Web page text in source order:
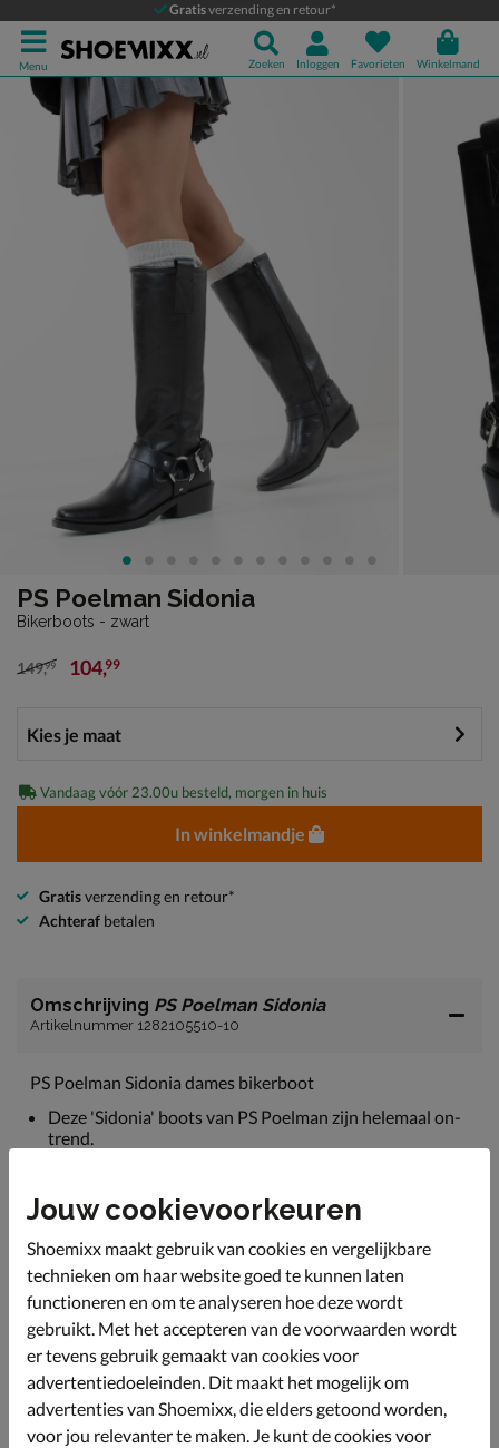
Gratisverzending en retour*
Menu Zoeken Inloggen Favorieten Winkelmand
PS Poelman Sidonia
Bikerboots
Product media galerij
PS Poelman Sidonia
Bikerboots - zwart
van € 149,99 voor € 104,99
149,99 104,99
Vandaag vóór 23.00u besteld, morgen in huis
In winkelmandje
Gratisverzending en retour*
Achteraf betalen
Omschrijving PS Poelman Sidonia
Artikelnummer 1282105510-10
PS Poelman Sidonia dames bikerboot
Deze 'Sidonia' boots van PS Poelman zijn helemaal on-
trend.
Het model is voorzien van een rits.
Bevat een leren voetbed.
Voorzien van een western blokhak van 4,5 cm en een
rubberen loopzool.
Specificaties
Jouw cookievoorkeuren
Shoemixx maakt gebruik van cookies en vergelijkbare
technieken om haar website goed te kunnen laten
functioneren en om te analyseren hoe deze wordt
gebruikt. Met het accepteren van de voorwaarden wordt
er tevens gebruik gemaakt van cookies voor
advertentiedoeleinden. Dit maakt het mogelijk om
advertenties van Shoemixx, die elders getoond worden,
voor jou relevanter te maken. Je kunt de cookies voor